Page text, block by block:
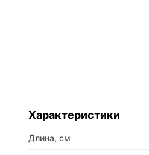
Характеристики
Длина, см